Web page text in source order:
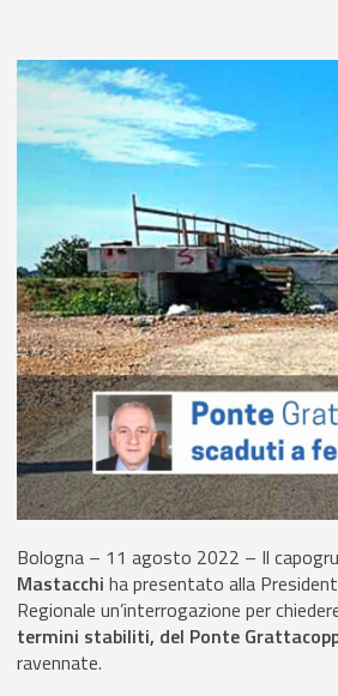
Bologna – 11 agosto 2022 – Il
Mastacchi ha presentato alla
Regionale un’interrogazione per
termini stabiliti, del Ponte
ravennate.